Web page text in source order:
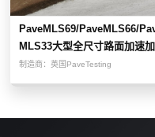
PaveMLS69/PaveMLS66/
MLS33大型全尺寸路面加速加
载测试设备
制造商： 英国PaveTesting